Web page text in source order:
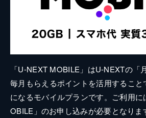
「U-NEXT MOBILE」はU-NEXTの「
毎月もらえるポイントを活用するこ
になるモバイルプランです。ご利用
OBILE」のお申し込みが必要となりま